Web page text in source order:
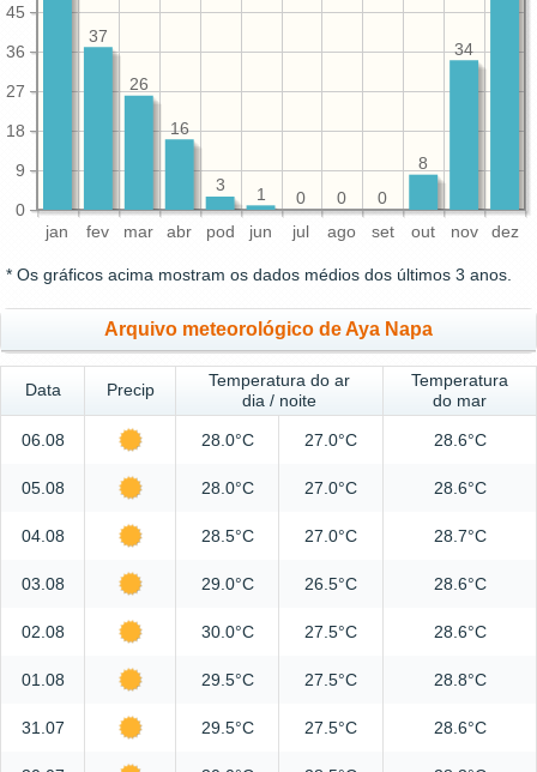
jan fev mar abr pod jun jul ago set out nov dez
0
9
18
27
36
45
34
8
0
0
0
1
3
16
26
37
* Os gráficos acima mostram os dados médios dos últimos 3 anos.
Arquivo meteorológico de Aya Napa
Data Precip
Temperatura do ar
dia / noite
Temperatura
do mar
06.08 28.0°C 27.0°C 28.6°C
05.08 28.0°C 27.0°C 28.6°C
04.08 28.5°C 27.0°C 28.7°C
03.08 29.0°C 26.5°C 28.6°C
02.08 30.0°C 27.5°C 28.6°C
01.08 29.5°C 27.5°C 28.8°C
31.07 29.5°C 27.5°C 28.6°C